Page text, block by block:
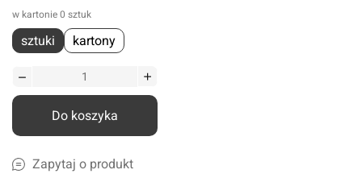
w kartonie 0 sztuk
sztuki kartony
Do koszyka
Zapytaj o produkt